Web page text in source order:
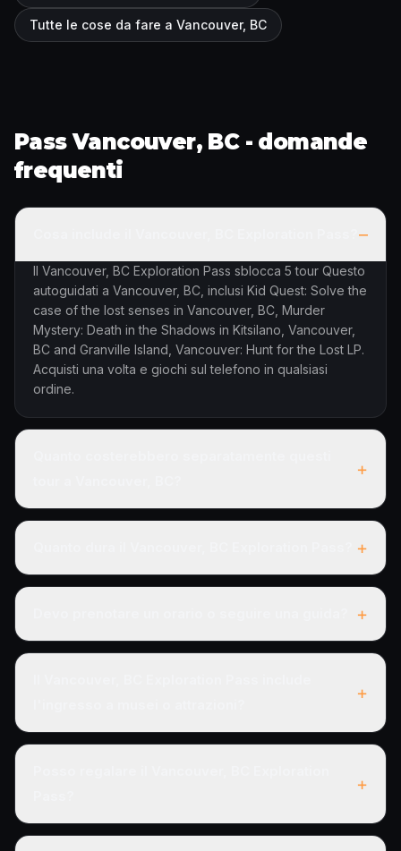
Tutte le cose da fare a Vancouver, BC
Pass Vancouver, BC - domande
frequenti
–
Il Vancouver, BC Exploration Pass sblocca 5 tour Questo
autoguidati a Vancouver, BC, inclusi Kid Quest: Solve the
case of the lost senses in Vancouver, BC, Murder
Mystery: Death in the Shadows in Kitsilano, Vancouver,
BC and Granville Island, Vancouver: Hunt for the Lost LP.
Acquisti una volta e giochi sul telefono in qualsiasi
ordine.
+
+
+
+
+